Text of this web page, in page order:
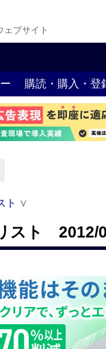
ェブサイト
購読・購入・登
ト ∨
スト 2012/